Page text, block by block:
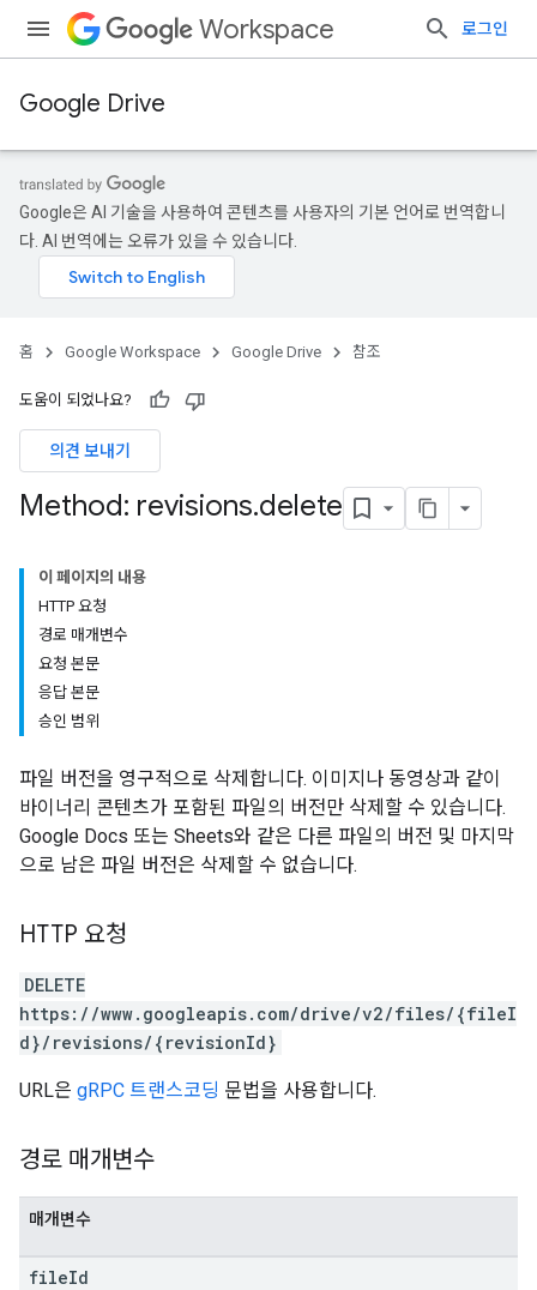
Workspace 로그인
Google Drive
Google은 AI 기술을 사용하여 콘텐츠를 사용자의 기본 언어로 번역합니
다. AI 번역에는 오류가 있을 수 있습니다.
홈 Google Workspace Google Drive 참조
도움이 되었나요?
의견 보내기
Method: revisions.delete
이 페이지의 내용
HTTP 요청
경로 매개변수
요청 본문
응답 본문
승인 범위
파일 버전을 영구적으로 삭제합니다. 이미지나 동영상과 같이
바이너리 콘텐츠가 포함된 파일의 버전만 삭제할 수 있습니다.
Google Docs 또는 Sheets와 같은 다른 파일의 버전 및 마지막
으로 남은 파일 버전은 삭제할 수 없습니다.
HTTP 요청
DELETE
https://www.googleapis.com/drive/v2/files/{fileI
d}/revisions/{revisionId}
URL은 gRPC 트랜스코딩 문법을 사용합니다.
경로 매개변수
매개변수
fileId